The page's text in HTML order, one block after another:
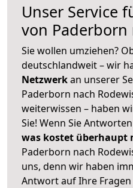
Unser Service
von Paderborn
Sie wollen umziehen?
deutschlandweit – wir
Netzwerkan unserer
Paderborn nach
weiterwissen – haben
Sie! Wenn Sie
was kostet überhaupt
Paderborn nach
uns, denn wir haben
Antwort auf Ihre